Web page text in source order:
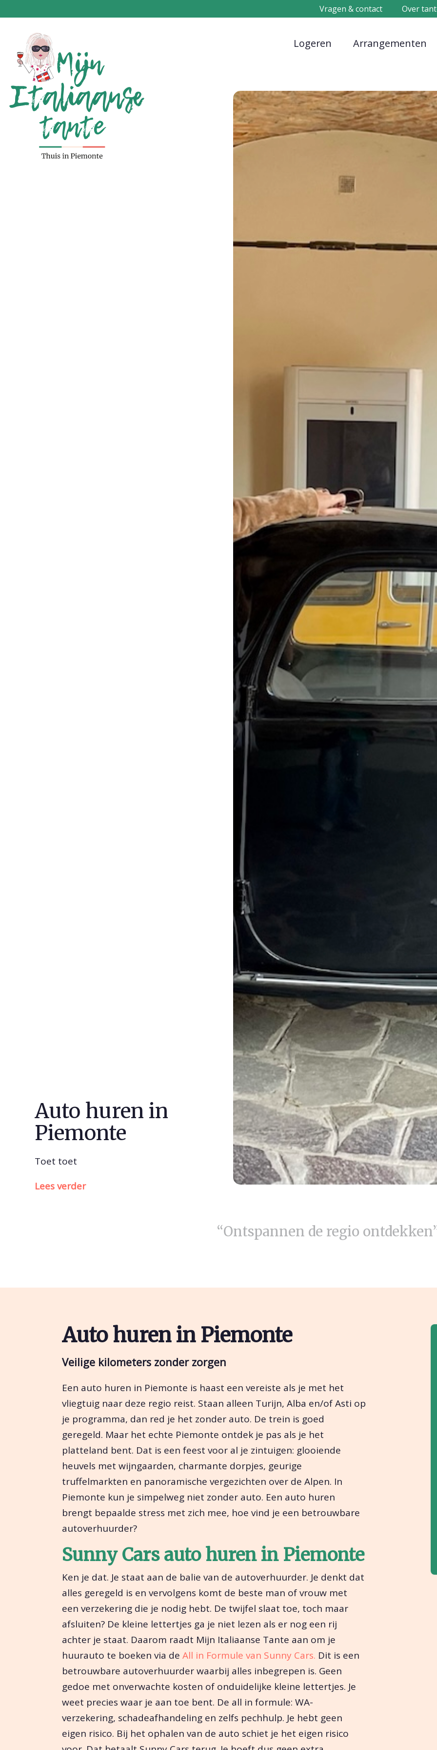
Vragen & contact Over
Logeren Arrangementen
Auto huren in
Piemonte
Toet toet
Lees verder
“Ontspannen de regio
Auto huren in Piemonte
Veilige kilometers zonder zorgen
Een auto huren in Piemonte is haast een vereiste als je met het
vliegtuig naar deze regio reist. Staan alleen Turijn, Alba en/of Asti op
je programma, dan red je het zonder auto. De trein is goed
geregeld. Maar het echte Piemonte ontdek je pas als je het
platteland bent. Dat is een feest voor al je zintuigen: glooiende
heuvels met wijngaarden, charmante dorpjes, geurige
truffelmarkten en panoramische vergezichten over de Alpen. In
Piemonte kun je simpelweg niet zonder auto. Een auto huren
brengt bepaalde stress met zich mee, hoe vind je een betrouwbare
autoverhuurder?
Sunny Cars auto huren in Piemonte
Ken je dat. Je staat aan de balie van de autoverhuurder. Je denkt dat
alles geregeld is en vervolgens komt de beste man of vrouw met
een verzekering die je nodig hebt. De twijfel slaat toe, toch maar
afsluiten? De kleine lettertjes ga je niet lezen als er nog een rij
achter je staat. Daarom raadt Mijn Italiaanse Tante aan om je
huurauto te boeken via de All in Formule van Sunny Cars. Dit is een
betrouwbare autoverhuurder waarbij alles inbegrepen is. Geen
gedoe met onverwachte kosten of onduidelijke kleine lettertjes. Je
weet precies waar je aan toe bent. De all in formule: WA-
verzekering, schadeafhandeling en zelfs pechhulp. Je hebt geen
eigen risico. Bij het ophalen van de auto schiet je het eigen risico